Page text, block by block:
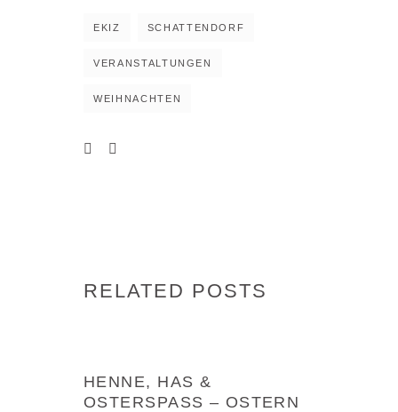
EKIZ SCHATTENDORF
VERANSTALTUNGEN
WEIHNACHTEN
RELATED POSTS
HENNE, HAS &
OSTERSPASS – OSTERN 2